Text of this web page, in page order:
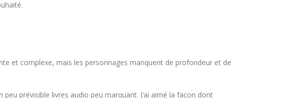
et complexe, mais les personnages manquent de profondeur et de
prévisible livres audio peu marquant. J’ai aimé la façon dont